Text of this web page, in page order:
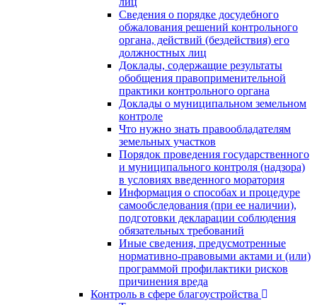
Сведения о порядке досудебного
обжалования решений контрольного
органа, действий (бездействия) его
должностных лиц
Доклады, содержащие результаты
обобщения правоприменительной
практики контрольного органа
Доклады о муниципальном земельном
контроле
Что нужно знать правообладателям
земельных участков
Порядок проведения государственного
и муниципального контроля (надзора)
в условиях введенного моратория
Информация о способах и процедуре
самообследования (при ее наличии),
подготовки декларации соблюдения
обязательных требований
Иные сведения, предусмотренные
нормативно-правовыми актами и (или)
программой профилактики рисков
причинения вреда
Контроль в сфере благоустройства